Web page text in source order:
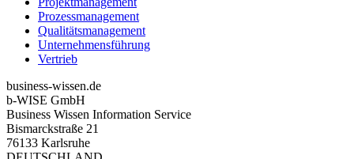
Prozessmanagement
Qualitätsmanagement
Unternehmensführung
Vertrieb
business-wissen.de
b-WISE GmbH
Business Wissen Information Service
Bismarckstraße 21
76133 Karlsruhe